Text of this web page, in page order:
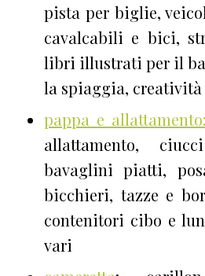
pista per biglie,
cavalcabili e bici,
libri illustrati per il
la spiaggia, creatività
pappa e allattamento:
allattamento,
bavaglini piatti,
bicchieri, tazze e
contenitori cibo e
vari